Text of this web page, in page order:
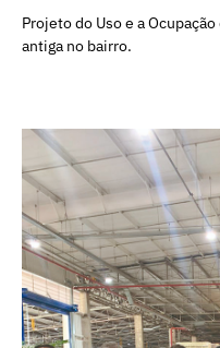
Projeto do Uso e a
antiga no bairro.